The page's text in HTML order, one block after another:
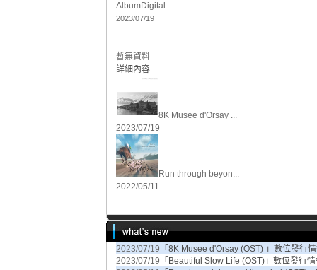
AlbumDigital
2023/07/19
暫無資料
詳細內容
8K Musee d'Orsay ...
2023/07/19
Run through beyon...
2022/05/11
2023/07/19 「8K Musee d'Orsay (OST) 」數位發行
2023/07/19 「Beautiful Slow Life (OST)」數位發行